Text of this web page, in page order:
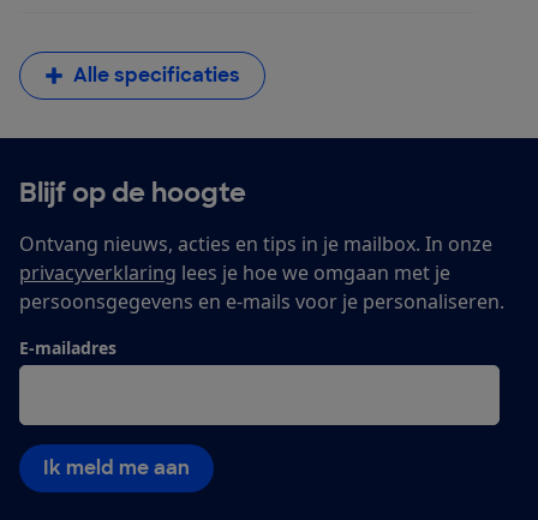
Alle specificaties
Blijf op de hoogte
Ontvang nieuws, acties en tips in je mailbox. In onze
privacyverklaring lees je hoe we omgaan met je
persoonsgegevens en e-mails voor je personaliseren.
E-mailadres
Ik meld me aan